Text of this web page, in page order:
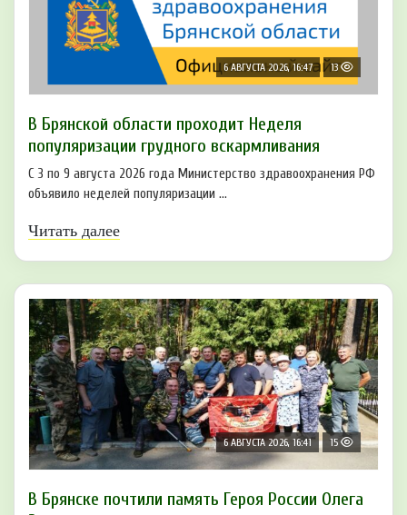
6 АВГУСТА 2026, 16:47 13
В Брянской области проходит Неделя
популяризации грудного вскармливания
С 3 по 9 августа 2026 года Министерство здравоохранения РФ
объявило неделей популяризации ...
Читать далее
6 АВГУСТА 2026, 16:41 15
В Брянске почтили память Героя России Олега